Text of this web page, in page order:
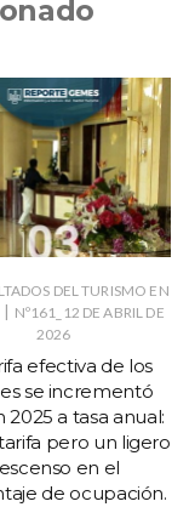
DEL TURISMO EN
Nº161_12 DE ABRIL DE
2026
efectiva de los
se incrementó
2025 a tasa anual:
pero un ligero
en el
de ocupación.